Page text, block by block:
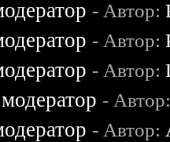
- Автор:
- Автор:
- Автор:
-
- Автор: